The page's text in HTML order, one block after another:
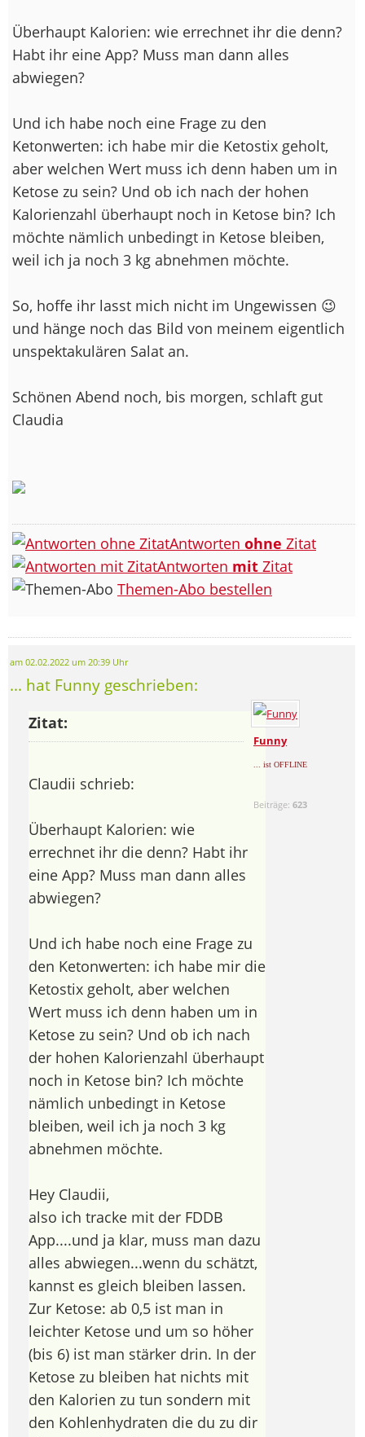
Überhaupt Kalorien: wie errechnet ihr die denn?
Habt ihr eine App? Muss man dann alles
abwiegen?
Und ich habe noch eine Frage zu den
Ketonwerten: ich habe mir die Ketostix geholt,
aber welchen Wert muss ich denn haben um in
Ketose zu sein? Und ob ich nach der hohen
Kalorienzahl überhaupt noch in Ketose bin? Ich
möchte nämlich unbedingt in Ketose bleiben,
weil ich ja noch 3 kg abnehmen möchte.
So, hoffe ihr lasst mich nicht im Ungewissen 😉
und hänge noch das Bild von meinem eigentlich
unspektakulären Salat an.
Schönen Abend noch, bis morgen, schlaft gut
Claudia
Antworten ohne Zitat
Antworten mit Zitat
Themen-Abo bestellen
am 02.02.2022 um 20:39 Uhr
... hat Funny geschrieben:
Funny
... ist OFFLINE
Beiträge:623
Zitat:
Claudii schrieb:
Überhaupt Kalorien: wie
errechnet ihr die denn? Habt ihr
eine App? Muss man dann alles
abwiegen?
Und ich habe noch eine Frage zu
den Ketonwerten: ich habe mir die
Ketostix geholt, aber welchen
Wert muss ich denn haben um in
Ketose zu sein? Und ob ich nach
der hohen Kalorienzahl überhaupt
noch in Ketose bin? Ich möchte
nämlich unbedingt in Ketose
bleiben, weil ich ja noch 3 kg
abnehmen möchte.
Hey Claudii,
also ich tracke mit der FDDB
App....und ja klar, muss man dazu
alles abwiegen...wenn du schätzt,
kannst es gleich bleiben lassen.
Zur Ketose: ab 0,5 ist man in
leichter Ketose und um so höher
(bis 6) ist man stärker drin. In der
Ketose zu bleiben hat nichts mit
den Kalorien zu tun sondern mit
den Kohlenhydraten die du zu dir